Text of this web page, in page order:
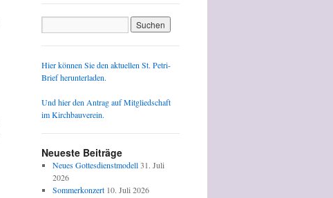
Hier können Sie den aktuellen St. Petri-
Brief herunterladen.
Und hier den Antrag auf Mitgliedschaft
im Kirchbauverein.
Neueste Beiträge
Neues Gottesdienstmodell 31. Juli
2026
Sommerkonzert 10. Juli 2026